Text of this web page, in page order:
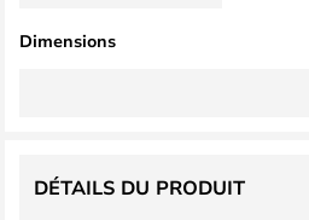
Dimensions
DÉTAILS DU PRODUIT